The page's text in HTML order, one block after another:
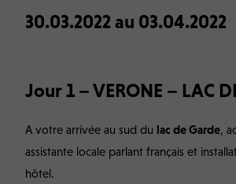
30.03.2022 au 03.04.2022
Jour 1 – VERONE – LAC
A votre arrivée au sud du lac de Garde,
assistante locale parlant français et
hôtel.